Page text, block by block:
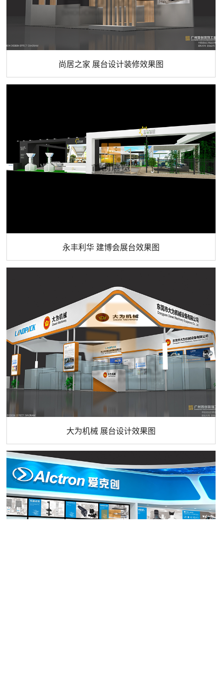
尚居之家 展台设计装修效果图
永丰利华 建博会展台效果图
大为机械 展台设计效果图